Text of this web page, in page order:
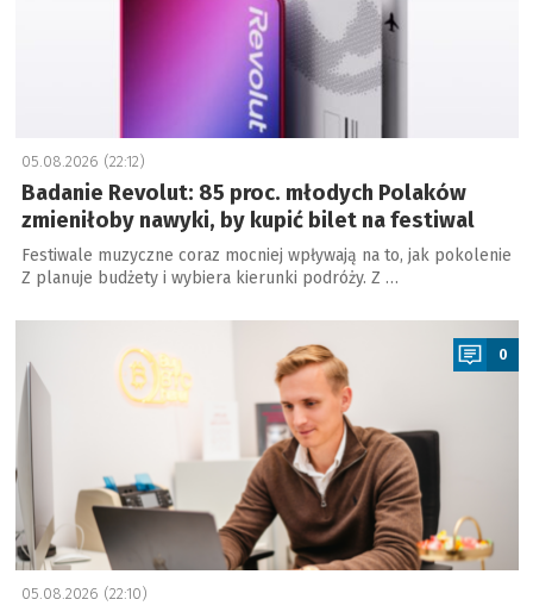
05.08.2026 (22:12)
Badanie Revolut: 85 proc. młodych Polaków
zmieniłoby nawyki, by kupić bilet na festiwal
Festiwale muzyczne coraz mocniej wpływają na to, jak pokolenie
Z planuje budżety i wybiera kierunki podróży. Z …
a
0
05.08.2026 (22:10)